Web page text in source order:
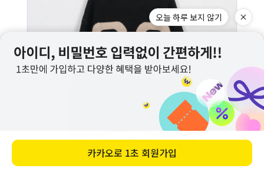
오늘 하루 보지 않기
카카오로 1초 회원가입